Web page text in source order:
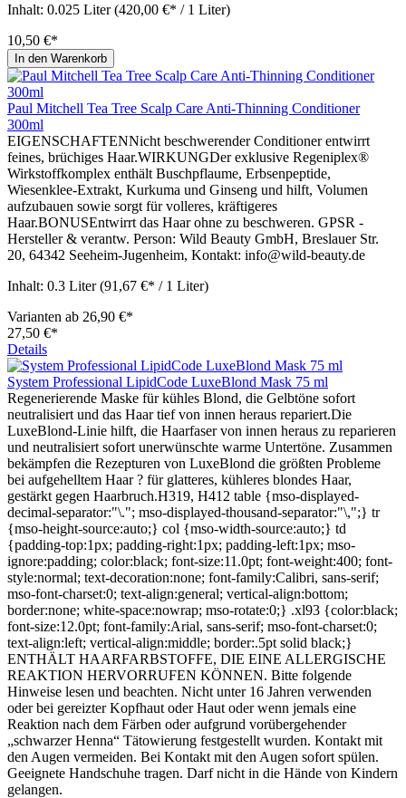
Inhalt: 0.025 Liter(420,00 €* / 1 Liter)
10,50 €*
In den Warenkorb
Paul Mitchell Tea Tree Scalp Care Anti-Thinning Conditioner
300ml
EIGENSCHAFTENNicht beschwerender Conditioner entwirrt
feines, brüchiges Haar.WIRKUNGDer exklusive Regeniplex®
Wirkstoffkomplex enthält Buschpflaume, Erbsenpeptide,
Wiesenklee-Extrakt, Kurkuma und Ginseng und hilft, Volumen
aufzubauen sowie sorgt für volleres, kräftigeres
Haar.BONUSEntwirrt das Haar ohne zu beschweren. GPSR -
Hersteller & verantw. Person: Wild Beauty GmbH, Breslauer Str.
20, 64342 Seeheim-Jugenheim, Kontakt: info@wild-beauty.de
Inhalt: 0.3 Liter(91,67 €* / 1 Liter)
Varianten ab 26,90 €*
27,50 €*
Details
System Professional LipidCode LuxeBlond Mask 75 ml
Regenerierende Maske für kühles Blond, die Gelbtöne sofort
neutralisiert und das Haar tief von innen heraus repariert.Die
LuxeBlond-Linie hilft, die Haarfaser von innen heraus zu reparieren
und neutralisiert sofort unerwünschte warme Untertöne. Zusammen
bekämpfen die Rezepturen von LuxeBlond die größten Probleme
bei aufgehelltem Haar ? für glatteres, kühleres blondes Haar,
gestärkt gegen Haarbruch.H319, H412 table {mso-displayed-
decimal-separator:"\."; mso-displayed-thousand-separator:"\,";} tr
{mso-height-source:auto;} col {mso-width-source:auto;} td
{padding-top:1px; padding-right:1px; padding-left:1px; mso-
ignore:padding; color:black; font-size:11.0pt; font-weight:400; font-
style:normal; text-decoration:none; font-family:Calibri, sans-serif;
mso-font-charset:0; text-align:general; vertical-align:bottom;
border:none; white-space:nowrap; mso-rotate:0;} .xl93 {color:black;
font-size:12.0pt; font-family:Arial, sans-serif; mso-font-charset:0;
text-align:left; vertical-align:middle; border:.5pt solid black;}
ENTHÄLT HAARFARBSTOFFE, DIE EINE ALLERGISCHE
REAKTION HERVORRUFEN KÖNNEN. Bitte folgende
Hinweise lesen und beachten. Nicht unter 16 Jahren verwenden
oder bei gereizter Kopfhaut oder Haut oder wenn jemals eine
Reaktion nach dem Färben oder aufgrund vorübergehender
„schwarzer Henna“ Tätowierung festgestellt wurden. Kontakt mit
den Augen vermeiden. Bei Kontakt mit den Augen sofort spülen.
Geeignete Handschuhe tragen. Darf nicht in die Hände von Kindern
gelangen.